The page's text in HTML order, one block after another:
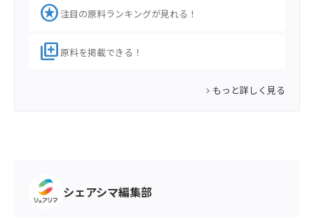
stars 注目の原料ランキングが見れる！
library_add 原料を掲載できる！
もっと詳しく見る
シェアシマ編集部